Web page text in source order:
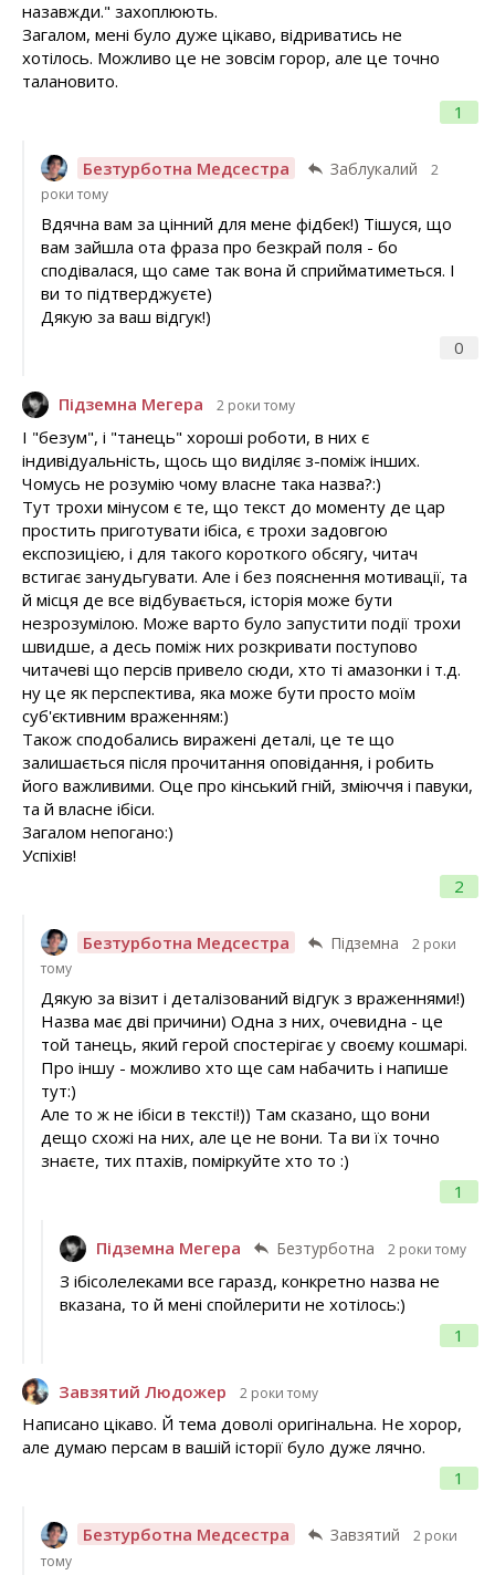
1
назавжди." захоплюють.
Загалом, мені було дуже цікаво, відриватись не
хотілось. Можливо це не зовсім горор, але це точно
талановито.
Безтурботна Медсестра Заблукалий
2
роки тому
0
Вдячна вам за цінний для мене фідбек!) Тішуся, що
вам зайшла ота фраза про безкрай поля - бо
сподівалася, що саме так вона й сприйматиметься. І
ви то підтверджуєте)
Дякую за ваш відгук!)
Підземна Мегера 2 роки тому
2
І "безум", і "танець" хороші роботи, в них є
індивідуальність, щось що виділяє з-поміж інших.
Чомусь не розумію чому власне така назва?:)
Тут трохи мінусом є те, що текст до моменту де цар
простить приготувати ібіса, є трохи задовгою
експозицією, і для такого короткого обсягу, читач
встигає занудьгувати. Але і без пояснення мотивації, та
й місця де все відбувається, історія може бути
незрозумілою. Може варто було запустити події трохи
швидше, а десь поміж них розкривати поступово
читачеві що персів привело сюди, хто ті амазонки і т.д.
ну це як перспектива, яка може бути просто моїм
суб'єктивним враженням:)
Також сподобались виражені деталі, це те що
залишається після прочитання оповідання, і робить
його важливими. Оце про кінський гній, зміюччя і павуки,
та й власне ібіси.
Загалом непогано:)
Успіхів!
Безтурботна Медсестра Підземна
2 роки
тому
1
Дякую за візит і деталізований відгук з враженнями!)
Назва має дві причини) Одна з них, очевидна - це
той танець, який герой спостерігає у своєму кошмарі.
Про іншу - можливо хто ще сам набачить і напише
тут:)
Але то ж не ібіси в тексті!)) Там сказано, що вони
дещо схожі на них, але це не вони. Та ви їх точно
знаєте, тих птахів, поміркуйте хто то :)
Підземна Мегера Безтурботна 2 роки тому
1
З ібісолелеками все гаразд, конкретно назва не
вказана, то й мені спойлерити не хотілось:)
Завзятий Людожер 2 роки тому
1
Написано цікаво. Й тема доволі оригінальна. Не хорор,
але думаю персам в вашій історії було дуже лячно.
Безтурботна Медсестра Завзятий
2 роки
тому